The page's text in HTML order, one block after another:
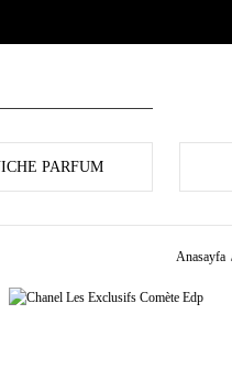
PARFUM
Anasayfa